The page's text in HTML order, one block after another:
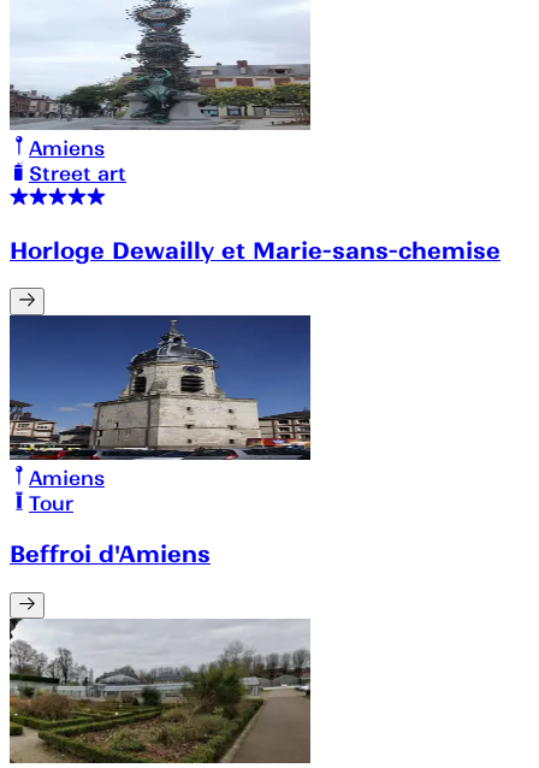
Amiens
Street art
Horloge Dewailly et Marie-sans-chemise
Amiens
Tour
Beffroi d'Amiens